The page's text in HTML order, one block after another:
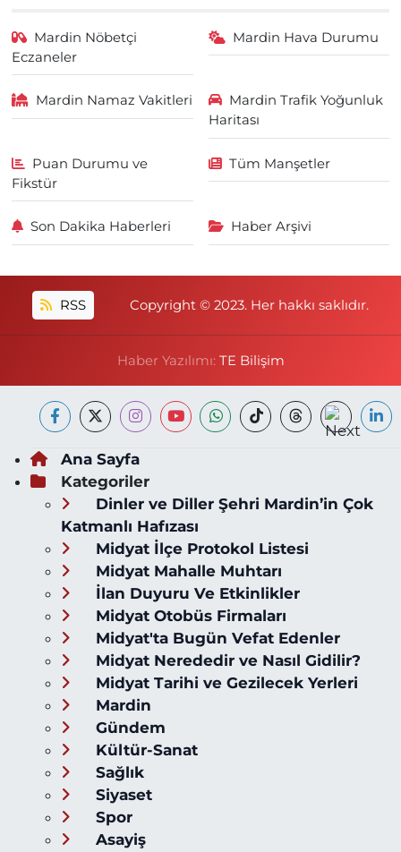
Mardin Nöbetçi
Eczaneler
Mardin Hava Durumu
Mardin Namaz Vakitleri
Mardin Trafik Yoğunluk
Haritası
Puan Durumu ve
Fikstür
Tüm Manşetler
Son Dakika Haberleri Haber Arşivi
RSS Copyright © 2023. Her hakkı saklıdır.
Haber Yazılımı: TE Bilişim
Ana Sayfa
Kategoriler
Dinler ve Diller Şehri Mardin’in Çok
Katmanlı Hafızası
Midyat İlçe Protokol Listesi
Midyat Mahalle Muhtarı
İlan Duyuru Ve Etkinlikler
Midyat Otobüs Firmaları
Midyat'ta Bugün Vefat Edenler
Midyat Nerededir ve Nasıl Gidilir?
Midyat Tarihi ve Gezilecek Yerleri
Mardin
Gündem
Kültür-Sanat
Sağlık
Siyaset
Spor
Asayiş